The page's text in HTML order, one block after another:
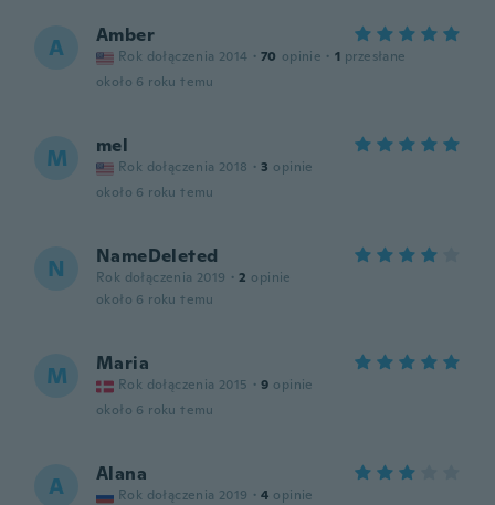
A Amber
Rok dołączenia 2014 · 70 opinie · 1 przesłane
około 6 roku temu
M mel
Rok dołączenia 2018 · 3 opinie
około 6 roku temu
N NameDeleted
Rok dołączenia 2019 · 2 opinie
około 6 roku temu
M Maria
Rok dołączenia 2015 · 9 opinie
około 6 roku temu
A Alana
Rok dołączenia 2019 · 4 opinie